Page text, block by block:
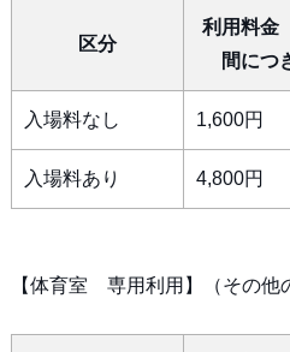
区分
利用料金
間につ
入場料なし 1,600円
入場料あり 4,800円
【体育室 専用利用】（その他